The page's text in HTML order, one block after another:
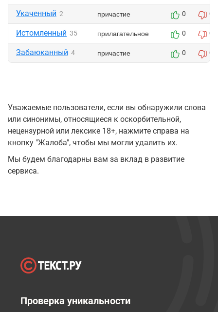
Укаченный 2 причастие 0 0
Истомленный 35 прилагательное 0 0
Забаюканный 4 причастие 0 0
Уважаемые пользователи, если вы обнаружили слова
или синонимы, относящиеся к оскорбительной,
нецензурной или лексике 18+, нажмите справа на
кнопку "Жалоба", чтобы мы могли удалить их.
Мы будем благодарны вам за вклад в развитие
сервиса.
Проверка уникальности